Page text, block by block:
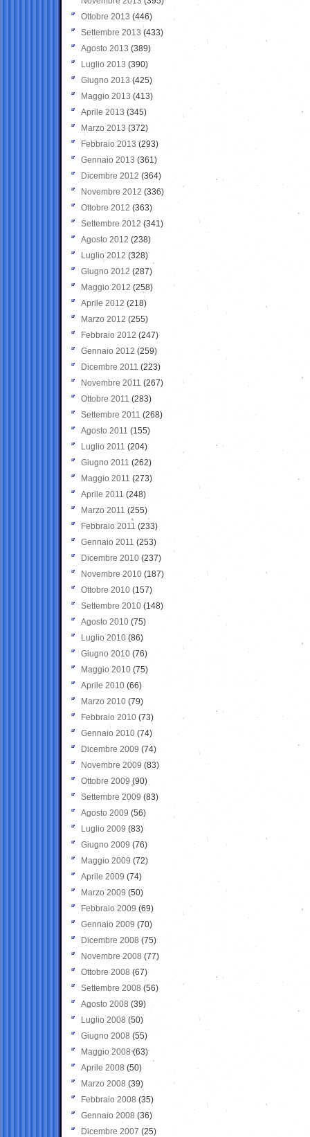
Ottobre 2013 (446)
Settembre 2013 (433)
Agosto 2013 (389)
Luglio 2013 (390)
Giugno 2013 (425)
Maggio 2013 (413)
Aprile 2013 (345)
Marzo 2013 (372)
Febbraio 2013 (293)
Gennaio 2013 (361)
Dicembre 2012 (364)
Novembre 2012 (336)
Ottobre 2012 (363)
Settembre 2012 (341)
Agosto 2012 (238)
Luglio 2012 (328)
Giugno 2012 (287)
Maggio 2012 (258)
Aprile 2012 (218)
Marzo 2012 (255)
Febbraio 2012 (247)
Gennaio 2012 (259)
Dicembre 2011 (223)
Novembre 2011 (267)
Ottobre 2011 (283)
Settembre 2011 (268)
Agosto 2011 (155)
Luglio 2011 (204)
Giugno 2011 (262)
Maggio 2011 (273)
Aprile 2011 (248)
Marzo 2011 (255)
Febbraio 2011 (233)
Gennaio 2011 (253)
Dicembre 2010 (237)
Novembre 2010 (187)
Ottobre 2010 (157)
Settembre 2010 (148)
Agosto 2010 (75)
Luglio 2010 (86)
Giugno 2010 (76)
Maggio 2010 (75)
Aprile 2010 (66)
Marzo 2010 (79)
Febbraio 2010 (73)
Gennaio 2010 (74)
Dicembre 2009 (74)
Novembre 2009 (83)
Ottobre 2009 (90)
Settembre 2009 (83)
Agosto 2009 (56)
Luglio 2009 (83)
Giugno 2009 (76)
Maggio 2009 (72)
Aprile 2009 (74)
Marzo 2009 (50)
Febbraio 2009 (69)
Gennaio 2009 (70)
Dicembre 2008 (75)
Novembre 2008 (77)
Ottobre 2008 (67)
Settembre 2008 (56)
Agosto 2008 (39)
Luglio 2008 (50)
Giugno 2008 (55)
Maggio 2008(63)
Aprile 2008 (50)
Marzo 2008 (39)
Febbraio 2008 (35)
Gennaio 2008 (36)
Dicembre 2007 (25)